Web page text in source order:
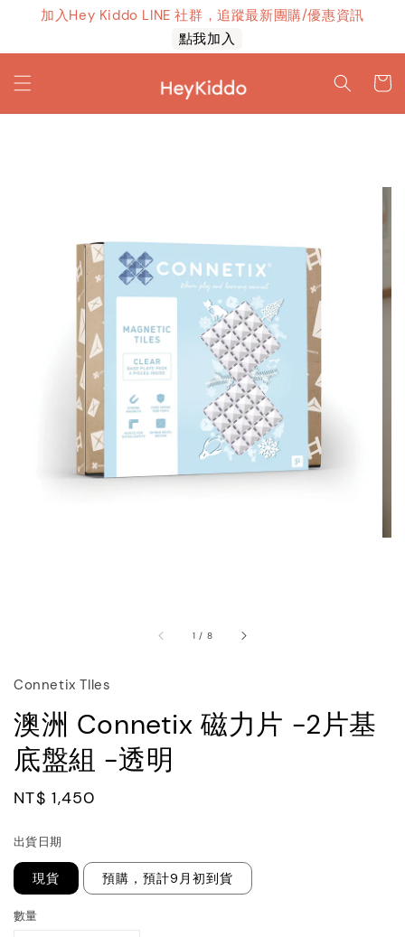
加入Hey Kiddo LINE 社群，追蹤最新團購/優惠資訊
點我加入
1 / 8
Connetix TIles
澳洲 Connetix 磁力片 -2片基
底盤組 -透明
Regular
NT$ 1,450
出貨日期
現貨 預購，預計9月初到貨
數量